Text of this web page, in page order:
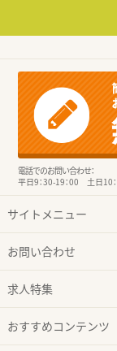
電話でのお問い合わせ：
平日9：30-19：00 土日10
サイトメニュー
お問い合わせ
求人特集
おすすめコンテンツ